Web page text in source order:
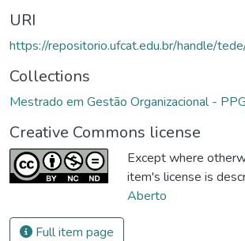
URI
https://repositorio.ufcat.edu.br/handle/
Collections
Mestrado em Gestão Organizacional -
Creative Commons license
Except where
item's license is
Aberto
Full item page